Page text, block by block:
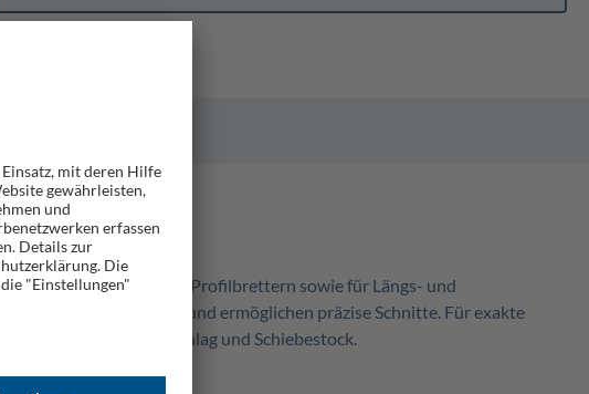
Sägen von Balken, Profilbrettern sowie für Längs- und
Vorankommen und ermöglichen präzise Schnitte. Für exakte
Längsanschlag und Schiebestock.